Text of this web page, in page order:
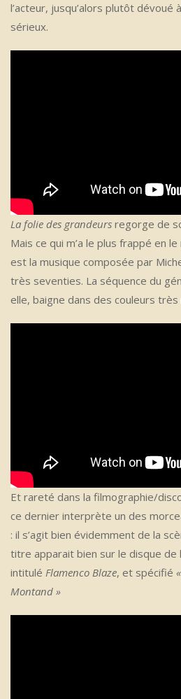
l’acteur, jusqu’alors plutôt dévoué
sérieux.
La folie des grandeurs regorge de
Mais ce qui m’a le plus frappé en
est la musique composée par
très seventies. La séquence du
elle, baigne dans des couleurs très
Et rareté dans la filmographie/
ce dernier interprète un des
: il s’agit bien évidemment de la
titre apparait bien sur le disque de
intitulé Flamenco Blaze, et spécifié
Montand »